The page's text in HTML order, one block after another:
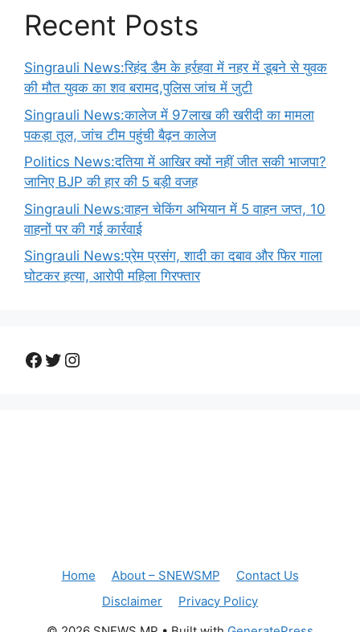
Recent Posts
Singrauli News:रिहंद डैम के हर्रहवा में नहर में डूबने से युवक
की मौत युवक का शव बरामद,पुलिस जांच में जुटी
Singrauli News:कालेज में 97लाख की खरीदी का मामला
पकड़ा तूल, जांच टीम पहुंची बैढ़न कालेज
Politics News:दतिया में आखिर क्यों नहीं जीत सकी भाजपा?
जानिए BJP की हार की 5 बड़ी वजह
Singrauli News:वाहन चेकिंग अभियान में 5 वाहन जप्त, 10
वाहनों पर की गई कार्रवाई
Singrauli News:प्रेम प्रसंग, शादी का दबाव और फिर गाला
घोटकर हत्या, आरोपी महिला गिरफ्तार
Facebook
Twitter
Instagram
Home About – SNEWSMP
Contact Us
Disclaimer
Privacy Policy